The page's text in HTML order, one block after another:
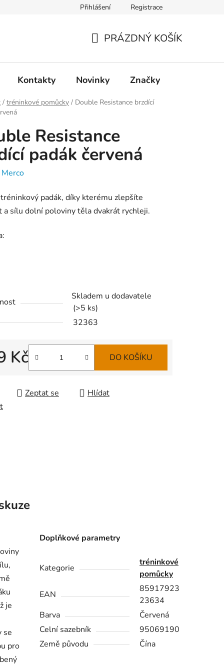
Přihlášení Registrace
KOŠÍK
PRÁZDNÝ KOŠÍK
Kontakty Novinky Značky
/ tréninkové pomůcky / Double Resistance brzdící
Resistance
padák červená
Merco
padák, díky kterému zlepšíte
a sílu dolní poloviny těla dvakrát rychleji.
Skladem u dodavatele
(>5 ks)
32363
Kč DO KOŠÍKU
Zeptat se
Hlídat
je
se
pro
Doplňkové parametry
Kategorie
tréninkové
pomůcky
EAN
85917923
23634
Barva
Červená
Celní sazebník
95069190
Země původu
Čína